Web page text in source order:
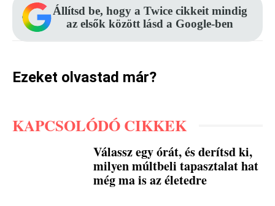
Állítsd be, hogy a Twice cikkeit mindig
az elsők között lásd a Google-ben
Ezeket olvastad már?
KAPCSOLÓDÓ CIKKEK
Válassz egy órát, és derítsd ki,
milyen múltbeli tapasztalat hat
még ma is az életedre